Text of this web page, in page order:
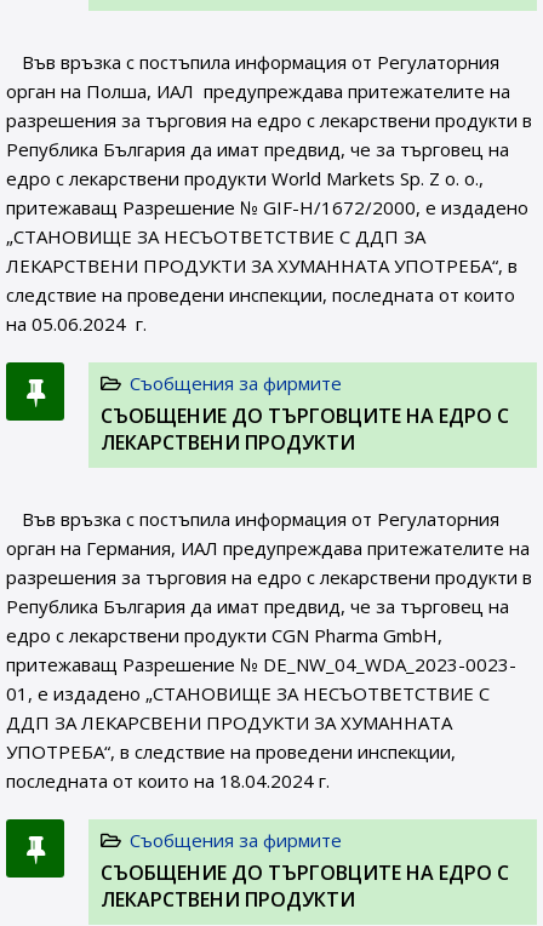
Във връзка с постъпила информация от Регулаторния
орган на Полша, ИАЛ предупреждава притежателите на
разрешения за търговия на едро с лекарствени продукти в
Република България да имат предвид, че за търговец на
едро с лекарствени продукти World Markets Sp. Z o. o.,
притежаващ Разрешение № GIF-H/1672/2000, e издадено
„СТАНОВИЩЕ ЗА НЕСЪОТВЕТСТВИЕ С ДДП ЗА
ЛЕКАРСТВЕНИ ПРОДУКТИ ЗА ХУМАННАТА УПОТРЕБА“, в
следствие на проведени инспекции, последната от които
на 05.06.2024 г.
Съобщения за фирмите
СЪОБЩЕНИE ДО ТЪРГОВЦИТЕ НА ЕДРО С
ЛЕКАРСТВЕНИ ПРОДУКТИ
Във връзка с постъпила информация от Регулаторния
орган на Германия, ИАЛ предупреждава притежателите на
разрешения за търговия на едро с лекарствени продукти в
Република България да имат предвид, че за търговец на
едро с лекарствени продукти CGN Pharma GmbH,
притежаващ Разрешение № DE_NW_04_WDA_2023-0023-
01, е издадено „СТАНОВИЩЕ ЗА НЕСЪОТВЕТСТВИЕ С
ДДП ЗА ЛЕКАРСВЕНИ ПРОДУКТИ ЗА ХУМАННАТА
УПОТРЕБА“, в следствие на проведени инспекции,
последната от които на 18.04.2024 г.
Съобщения за фирмите
СЪОБЩЕНИE ДО ТЪРГОВЦИТЕ НА ЕДРО С
ЛЕКАРСТВЕНИ ПРОДУКТИ